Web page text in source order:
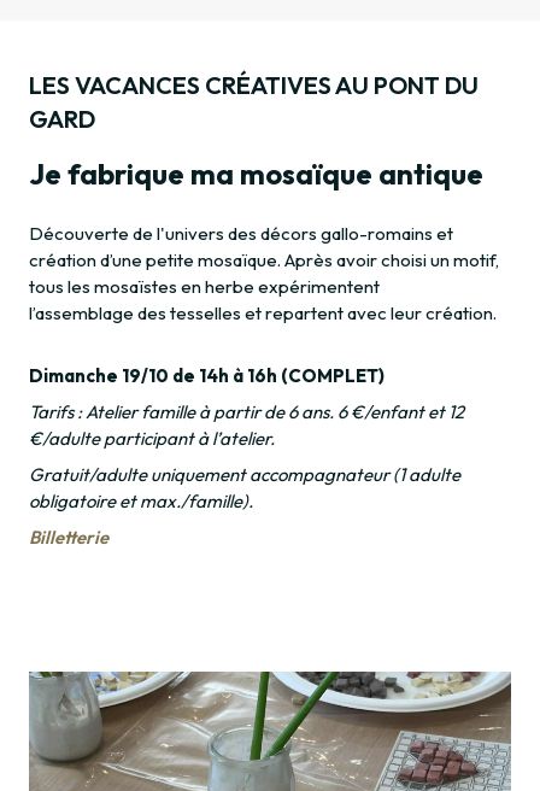
LES VACANCES CRÉATIVES AU PONT DU
GARD
Je fabrique ma mosaïque antique
Découverte de l'univers des décors gallo-romains et
création d’une petite mosaïque. Après avoir choisi un motif,
tous les mosaïstes en herbe expérimentent
l’assemblage des tesselles et repartent avec leur création.
Dimanche 19/10 de 14h à 16h (COMPLET)
Tarifs : Atelier famille à partir de 6 ans. 6 €/enfant et 12
€/adulte participant à l’atelier.
Gratuit/adulte uniquement accompagnateur (1 adulte
obligatoire et max./famille).
Billetterie